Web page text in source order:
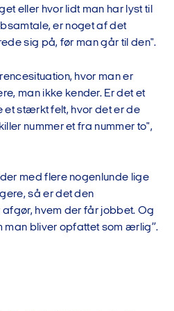
eller hvor lidt man har lyst til
er noget af det
sig på, før man går til den".
hvor man er
man ikke kender. Er det et
stærkt felt, hvor det er de
nummer et fra nummer to",
med flere nogenlunde lige
så er det den
hvem der får jobbet. Og
man bliver opfattet som ærlig”.